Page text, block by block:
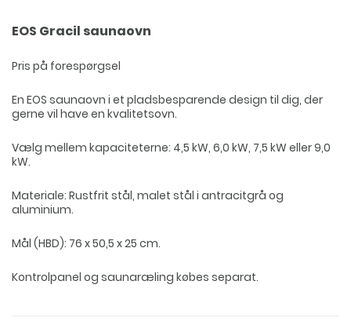
EOS Gracil saunaovn
Pris på forespørgsel
En EOS saunaovn i et pladsbesparende design til dig, der
gerne vil have en kvalitetsovn.
Vælg mellem kapaciteterne: 4,5 kW, 6,0 kW, 7,5 kW eller 9,0
kW.
Materiale: Rustfrit stål, malet stål i antracitgrå og
aluminium.
Mål (HBD): 76 x 50,5 x 25 cm.
Kontrolpanel og saunaræling købes separat.